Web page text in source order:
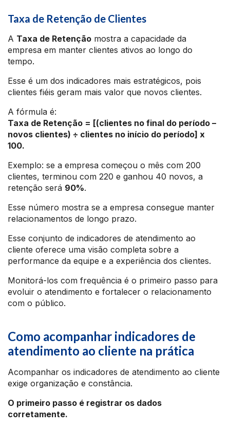
Taxa de Retenção de Clientes
A Taxa de Retenção mostra a capacidade da
empresa em manter clientes ativos ao longo do
tempo.
Esse é um dos indicadores mais estratégicos, pois
clientes fiéis geram mais valor que novos clientes.
A fórmula é:
Taxa de Retenção = [(clientes no final do período –
novos clientes) ÷ clientes no início do período] x
100.
Exemplo: se a empresa começou o mês com 200
clientes, terminou com 220 e ganhou 40 novos, a
retenção será 90%.
Esse número mostra se a empresa consegue manter
relacionamentos de longo prazo.
Esse conjunto de indicadores de atendimento ao
cliente oferece uma visão completa sobre a
performance da equipe e a experiência dos clientes.
Monitorá-los com frequência é o primeiro passo para
evoluir o atendimento e fortalecer o relacionamento
com o público.
Como acompanhar indicadores de
atendimento ao cliente na prática
Acompanhar os indicadores de atendimento ao cliente
exige organização e constância.
O primeiro passo é registrar os dados
corretamente.